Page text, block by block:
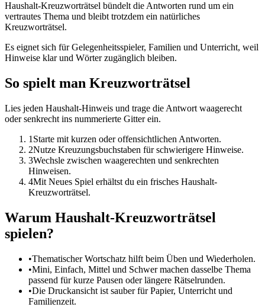
Haushalt-Kreuzworträtsel bündelt die Antworten rund um ein
vertrautes Thema und bleibt trotzdem ein natürliches
Kreuzworträtsel.
Es eignet sich für Gelegenheitsspieler, Familien und Unterricht, weil
Hinweise klar und Wörter zugänglich bleiben.
So spielt man Kreuzworträtsel
Lies jeden Haushalt-Hinweis und trage die Antwort waagerecht
oder senkrecht ins nummerierte Gitter ein.
1 Starte mit kurzen oder offensichtlichen Antworten.
2Nutze Kreuzungsbuchstaben für schwierigere Hinweise.
3Wechsle zwischen waagerechten und senkrechten
Hinweisen.
4Mit Neues Spiel erhältst du ein frisches Haushalt-
Kreuzworträtsel.
Warum Haushalt-Kreuzworträtsel
spielen?
•Thematischer Wortschatz hilft beim Üben und Wiederholen.
•Mini, Einfach, Mittel und Schwer machen dasselbe Thema
passend für kurze Pausen oder längere Rätselrunden.
•Die Druckansicht ist sauber für Papier, Unterricht und
Familienzeit.